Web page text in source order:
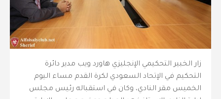
زار الخبير التحكيمي الإنجليزي هاورد ويب مدير دائرة
التحكيم في الإتحاد السعودي لكرة القدم مساء اليوم
الخميس مقر النادي، وكان في استقباله رئيس مجلس